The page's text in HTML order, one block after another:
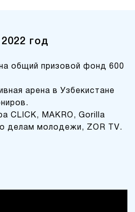
год
общий призовой фонд 600
арена в Узбекистане
CLICK, MAKRO, Gorilla
делам молодежи, ZOR TV.